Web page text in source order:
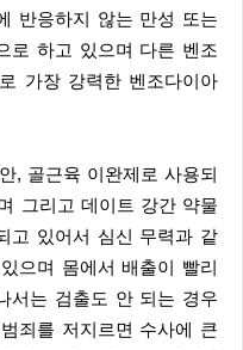
로 하고 있으며 다른 벤조
가장 강력한 벤조다이아
그리고 데이트 강간 약물
고 있어서 심신 무력과 같
으며 몸에서 배출이 빨리
서는 검출도 안 되는 경우
죄를 저지르면 수사에 큰